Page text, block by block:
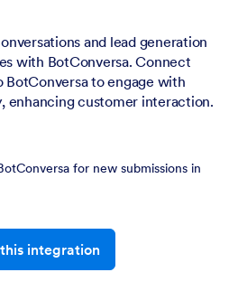
and lead generation
with BotConversa. Connect
to engage with
enhancing customer interaction.
for new submissions in
integration